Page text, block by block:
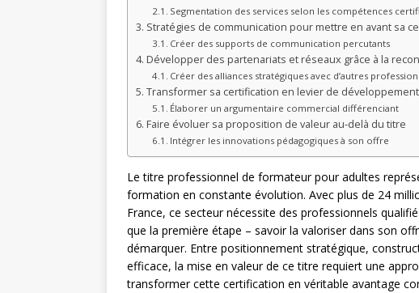
Segmentation des services selon les compétences
Stratégies de communication pour mettre en avant sa
Créer des supports de communication percutants
Développer des partenariats et réseaux grâce à la
Créer des alliances stratégiques avec d’autres
Transformer sa certification en levier de
Élaborer un argumentaire commercial différenciant
Faire évoluer sa proposition de valeur au-delà du titre
Intégrer les innovations pédagogiques à son offre
Le titre professionnel de formateur pour adultes
formation en constante évolution. Avec plus de 24
France, ce secteur nécessite des professionnels
que la première étape – savoir la valoriser dans son
démarquer. Entre positionnement stratégique,
efficace, la mise en valeur de ce titre requiert une
transformer cette certification en véritable avantage